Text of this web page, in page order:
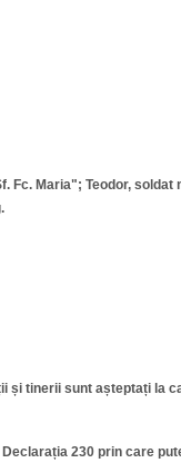
Fc. Maria"; Teodor, soldat
și tinerii sunt așteptați la
230 prin care